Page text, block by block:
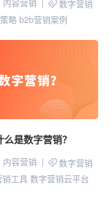
数字营销
略b2b营销案例
么是数字营销？
内容营销
数字营销
工具 数字营销云平台